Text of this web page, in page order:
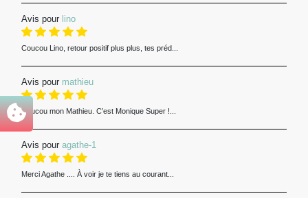
Avis pour lino
Coucou Lino, retour positif plus plus, tes préd...
Avis pour mathieu
Coucou mon Mathieu. C’est Monique Super !...
Avis pour agathe-1
Merci Agathe .... À voir je te tiens au courant...